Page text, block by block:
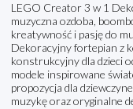
LEGO Creator 3 w 1
muzyczna ozdoba,
kreatywność i pasję do
Dekoracyjny fortepian z
konstrukcyjny dla dzieci
modele inspirowane
propozycja dla
muzykę oraz oryginalne